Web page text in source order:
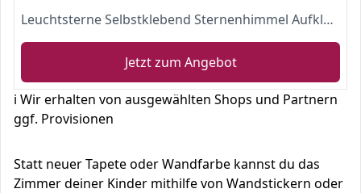
Leuchtsterne Selbstklebend Sternenhimmel Aufkleber Prinzessin Schlos Leuchtaufkleber
Jetzt zum Angebot
ℹ️ Wir erhalten von ausgewählten Shops und Partnern
ggf. Provisionen
Statt neuer Tapete oder Wandfarbe kannst du das
Zimmer deiner Kinder mithilfe von Wandstickern oder